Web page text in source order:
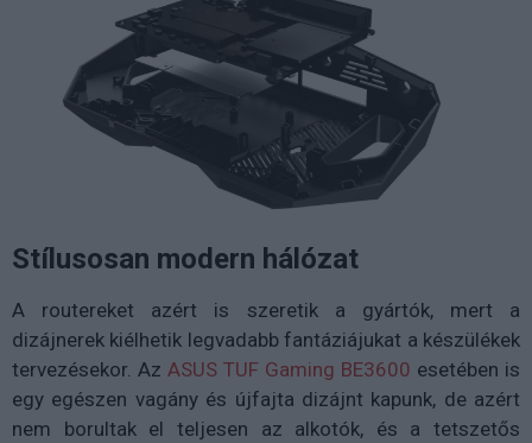
Stílusosan modern hálózat
A routereket azért is szeretik a gyártók, mert a
dizájnerek kiélhetik legvadabb fantáziájukat a készülékek
tervezésekor. Az ASUS TUF Gaming BE3600 esetében is
egy egészen vagány és újfajta dizájnt kapunk, de azért
nem borultak el teljesen az alkotók, és a tetszetős